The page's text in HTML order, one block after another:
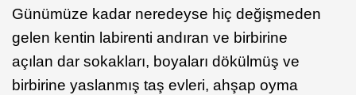
Günümüze kadar neredeyse hiç değişmeden
gelen kentin labirenti andıran ve birbirine
açılan dar sokakları, boyaları dökülmüş ve
birbirine yaslanmış taş evleri, ahşap oyma